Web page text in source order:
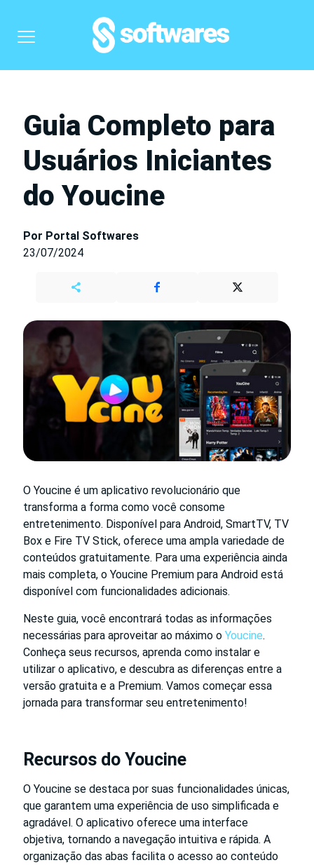
Guia Completo para
Usuários Iniciantes
do Youcine
Por Portal Softwares
23/07/2024
O Youcine é um aplicativo revolucionário que
transforma a forma como você consome
entretenimento. Disponível para Android, SmartTV, TV
Box e Fire TV Stick, oferece uma ampla variedade de
conteúdos gratuitamente. Para uma experiência ainda
mais completa, o Youcine Premium para Android está
disponível com funcionalidades adicionais.
Neste guia, você encontrará todas as informações
necessárias para aproveitar ao máximo o Youcine.
Conheça seus recursos, aprenda como instalar e
utilizar o aplicativo, e descubra as diferenças entre a
versão gratuita e a Premium. Vamos começar essa
jornada para transformar seu entretenimento!
Recursos do Youcine
O Youcine se destaca por suas funcionalidades únicas,
que garantem uma experiência de uso simplificada e
agradável. O aplicativo oferece uma interface
objetiva, tornando a navegação intuitiva e rápida. A
organização das abas facilita o acesso ao conteúdo